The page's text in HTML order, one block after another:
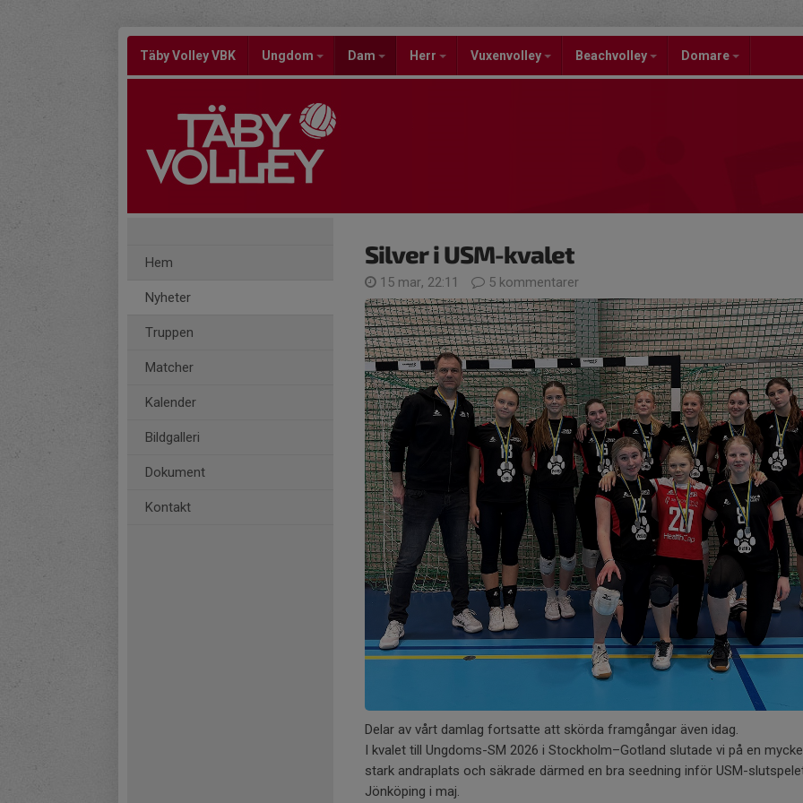
Täby Volley VBK Ungdom Dam Herr Vuxenvolley Beachvolley Domare
Hem
Nyheter
Truppen
Matcher
Kalender
Bildgalleri
Dokument
Kontakt
Silver i USM-kvalet
15 mar, 22:11 5 kommentarer
Delar av vårt damlag fortsatte att skörda framgångar även idag.
I kvalet till Ungdoms-SM 2026 i Stockholm–Gotland slutade vi på en
stark andraplats och säkrade därmed en bra seedning inför USM-
Jönköping i maj.